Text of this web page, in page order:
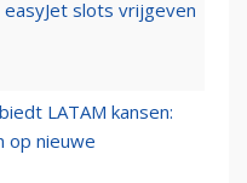
slots vrijgeven
LATAM kansen:
op nieuwe